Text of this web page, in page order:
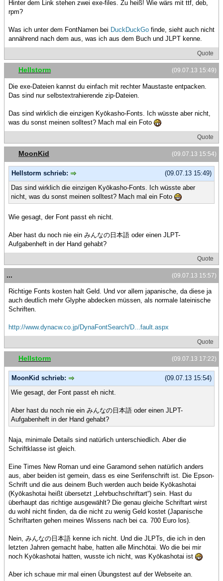
Hinter dem Link stehen zwei exe-files. Zu heiß! Wie wärs mit ttf, deb,
rpm?
Was ich unter dem FontNamen bei DuckDuckGo finde, sieht auch nicht
annährend nach dem aus, was ich aus dem Buch und JLPT kenne.
Quote
(09.07.13 15:49)
Hellstorm
Die exe-Dateien kannst du einfach mit rechter Maustaste entpacken.
Das sind nur selbstextrahierende zip-Dateien.
Das sind wirklich die einzigen Kyōkasho-Fonts. Ich wüsste aber nicht,
was du sonst meinen solltest? Mach mal ein Foto
Quote
(09.07.13 15:54)
MoonKid
(09.07.13 15:49)
Hellstorm schrieb:
Das sind wirklich die einzigen Kyōkasho-Fonts. Ich wüsste aber
nicht, was du sonst meinen solltest? Mach mal ein Foto
Wie gesagt, der Font passt eh nicht.
Aber hast du noch nie ein みんなの日本語 oder einen JLPT-
Aufgabenheft in der Hand gehabt?
Quote
(09.07.13 15:57)
...
Richtige Fonts kosten halt Geld. Und vor allem japanische, da diese ja
auch deutlich mehr Glyphe abdecken müssen, als normale lateinische
Schriften.
http://www.dynacw.co.jp/DynaFontSearch/D...fault.aspx
Quote
(09.07.13 17:22)
Hellstorm
(09.07.13 15:54)
MoonKid schrieb:
Wie gesagt, der Font passt eh nicht.
Aber hast du noch nie ein みんなの日本語 oder einen JLPT-
Aufgabenheft in der Hand gehabt?
Naja, minimale Details sind natürlich unterschiedlich. Aber die
Schriftklasse ist gleich.
Eine Times New Roman und eine Garamond sehen natürlich anders
aus, aber beiden ist gemein, dass es eine Serifenschrift ist. Die Epson-
Schrift und die aus deinem Buch werden auch beide Kyōkashotai
(Kyōkashotai heißt übersetzt „Lehrbuchschriftart“) sein. Hast du
überhaupt das richtige ausgewählt? Die genau gleiche Schriftart wirst
du wohl nicht finden, da die nicht zu wenig Geld kostet (Japanische
Schriftarten gehen meines Wissens nach bei ca. 700 Euro los).
Nein, みんなの日本語 kenne ich nicht. Und die JLPTs, die ich in den
letzten Jahren gemacht habe, hatten alle Minchōtai. Wo die bei mir
noch Kyōkashotai hatten, wusste ich nicht, was Kyōkashotai ist
Aber ich schaue mir mal einen Übungstest auf der Webseite an.